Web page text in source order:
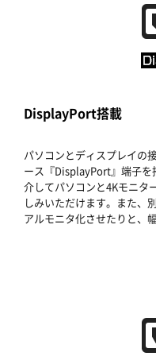
DisplayPort搭載
パソコンとディスプレイの
ース『DisplayPort』端子
介してパソコンと4Kモニタ
しみいただけます。また、
アルモニタ化させたりと、